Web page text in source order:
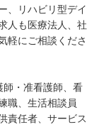
、リハビリ型デイ
人も医療法人、社
軽にご相談くださ
・准看護師、看
職、生活相談員
責任者、サービス